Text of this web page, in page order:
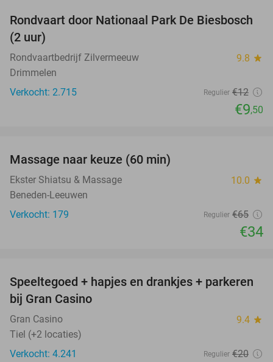
21%
Rondvaart door Nationaal Park De Biesbosch
(2 uur)
Rondvaartbedrijf Zilvermeeuw 9.8 star
Drimmelen
Verkocht: 2.715
Regulier €12
€9,50
Massage naar keuze (60 min)
Ekster Shiatsu & Massage 10.0 star
Beneden-Leeuwen
Verkocht: 179
Regulier €65
€34
50%
Speeltegoed + hapjes en drankjes + parkeren
bij Gran Casino
Gran Casino 9.4 star
Tiel (+2 locaties)
Verkocht: 4.241
Regulier €20